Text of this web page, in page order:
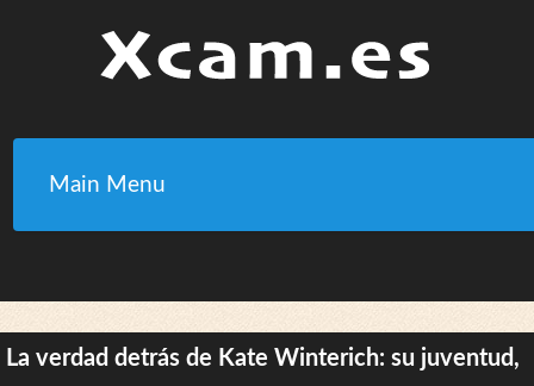
Main Menu
La verdad detrás de Kate Winterich: su juventud,